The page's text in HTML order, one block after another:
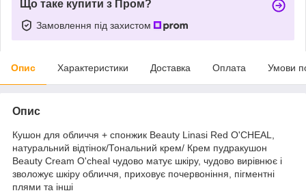
Що таке купити з Пром?
Замовлення під захистом
Опис Характеристики Доставка Оплата Умови
Опис
Кушон для обличчя + спонжик Beauty Linasi Red O'CHEAL,
натуральний відтінок/Тональний крем/ Крем пудракушон
Beauty Cream O'cheal чудово матує шкіру, чудово вирівнює і
зволожує шкіру обличчя, приховує почервоніння, пігментні
плями та інші